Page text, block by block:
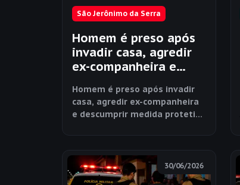
São Jerônimo da Serra
Homem é preso após
invadir casa, agredir
ex-companheira e
protetiva em São
Jerônimo da Serra
Homem é preso após invadir
casa, agredir ex-companheira
e descumprir medida protetiva
30/06/2026